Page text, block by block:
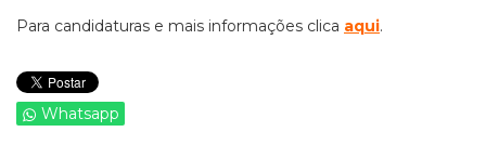
Para candidaturas e mais informações clica aqui.
Whatsapp